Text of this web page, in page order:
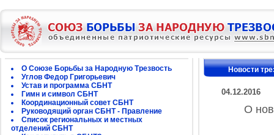
О Союзе Борьбы за Народную Трезвость
Углов Федор Григорьевич
Устав и программа СБНТ
Гимн и символ СБНТ
Координационный совет СБНТ
Руководящий орган СБНТ - Правление
Список региональных и местных
отделений СБНТ
Новости
04.12.2016
О